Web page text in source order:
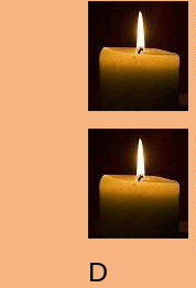
D